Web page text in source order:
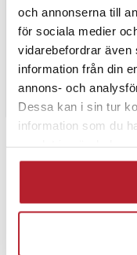
och annonserna till
för sociala medier
vidarebefordrar även
information från din
annons- och
Dessa kan i sin tur
information som du